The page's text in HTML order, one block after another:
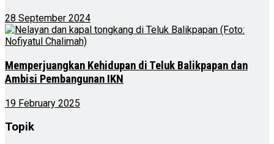
28 September 2024
Memperjuangkan Kehidupan di Teluk Balikpapan dan
Ambisi Pembangunan IKN
19 February 2025
Topik